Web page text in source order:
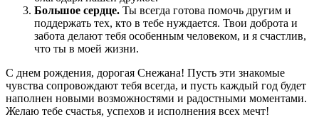
Большое сердце. Ты всегда готова помочь другим и
поддержать тех, кто в тебе нуждается. Твои доброта и
забота делают тебя особенным человеком, и я счастлив,
что ты в моей жизни.
С днем рождения, дорогая Снежана! Пусть эти знакомые
чувства сопровождают тебя всегда, и пусть каждый год будет
наполнен новыми возможностями и радостными моментами.
Желаю тебе счастья, успехов и исполнения всех мечт!